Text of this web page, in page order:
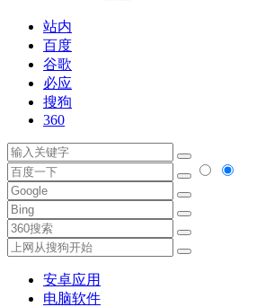
站内
百度
谷歌
必应
搜狗
360
安卓应用
电脑软件